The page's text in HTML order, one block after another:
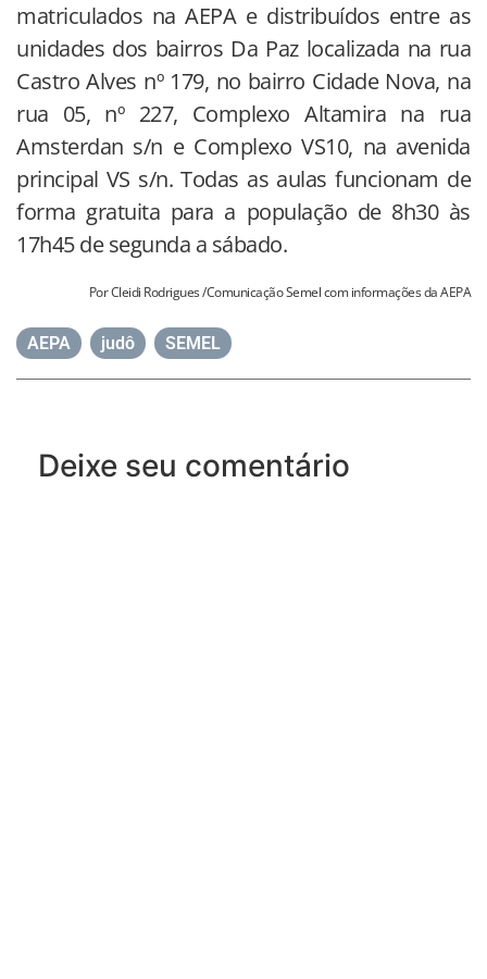
matriculados na AEPA e distribuídos entre as
unidades dos bairros Da Paz localizada na rua
Castro Alves nº 179, no bairro Cidade Nova, na
rua 05, nº 227, Complexo Altamira na rua
Amsterdan s/n e Complexo VS10, na avenida
principal VS s/n. Todas as aulas funcionam de
forma gratuita para a população de 8h30 às
17h45 de segunda a sábado.
Por Cleidi Rodrigues /Comunicação Semel com informações da AEPA
AEPA judô SEMEL
Deixe seu comentário